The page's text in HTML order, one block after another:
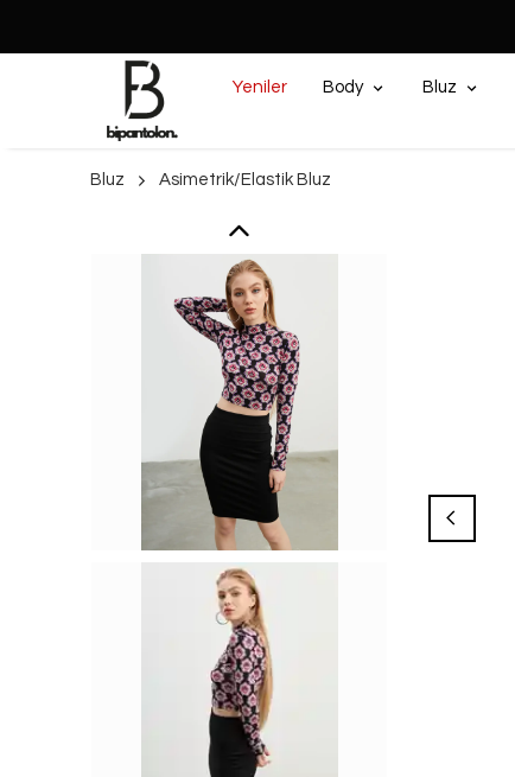
Yeniler Body Bluz
Bluz Asimetrik/Elastik Bluz